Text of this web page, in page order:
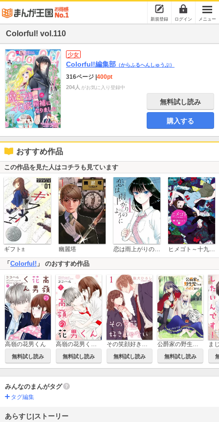
新規登録 ログイン メニュー
Colorful! vol.110
少女
Colorful!編集部 （からふるへんしゅうぶ）
316ページ 400pt
204人 がお気に入り登録中
無料試し読み
購入する
おすすめ作品
この作品を見た人はコチラも見ています
ギフト± 幽麗塔 恋は雨上がりのように ヒメゴト～十九歳の制服～
「 Colorful! 」 のおすすめ作品
高嶺の花男くん
無料試し読み 無料試し読み 無料試し読み 無料試し読み
みんなのまんがタグ
タグ編集
あらすじ|ストーリー